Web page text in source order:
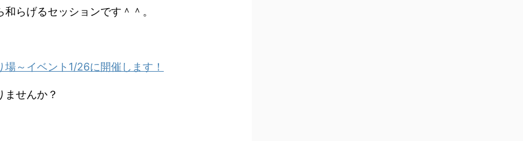
らげるセッションです＾＾。
～イベント1/26に開催します！
ませんか？